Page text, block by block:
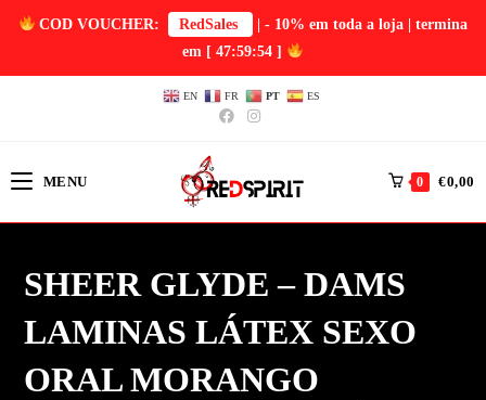
COD VOUCHER: RedSales
| - 10% em toda a loja | termina
em [ 47:59:53 ]
EN FR PT ES
MENU 0 €0,00
SHEER GLYDE – DAMS
LAMINAS LÁTEX SEXO
ORAL MORANGO